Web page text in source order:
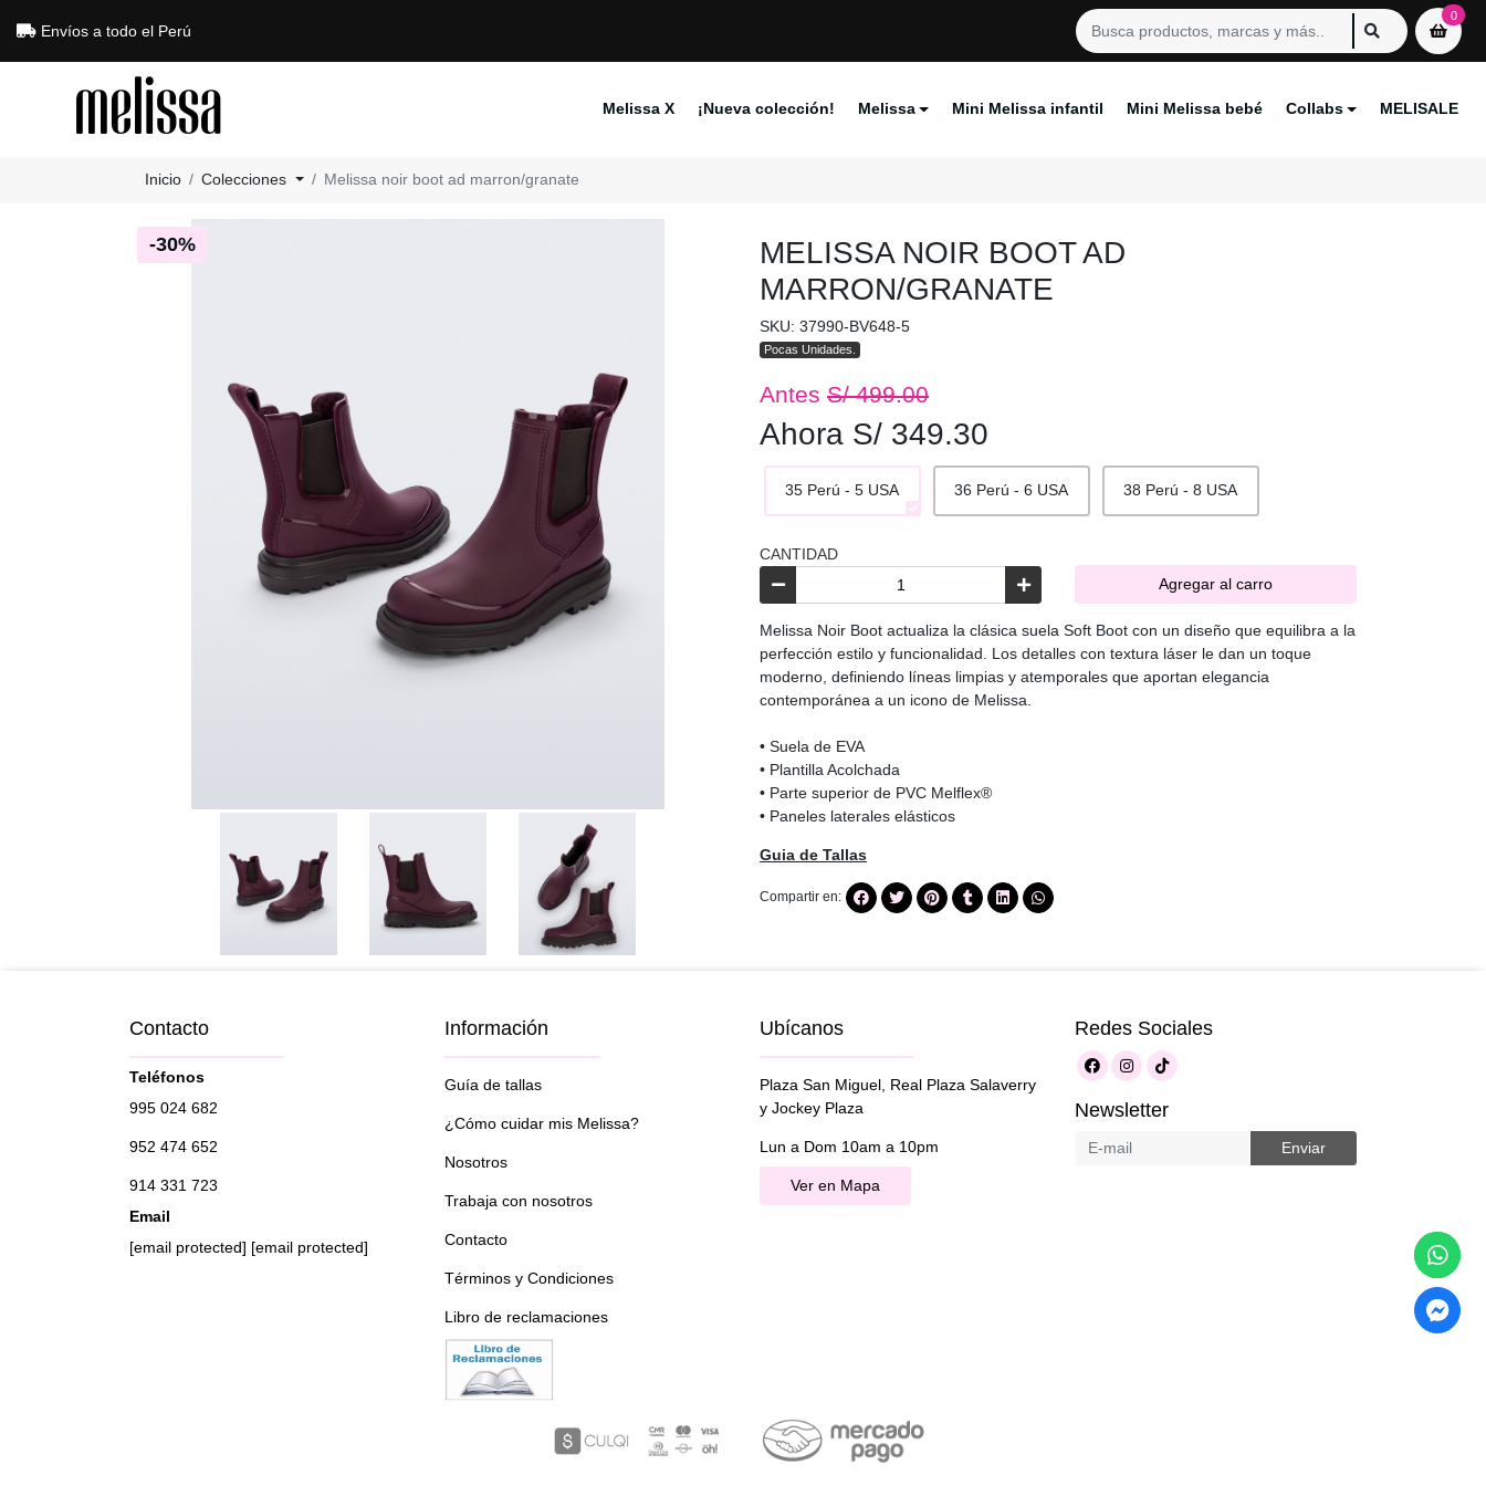
Envíos a todo el Perú
0
Melissa X ¡Nueva colección! Melissa Mini Melissa infantil Mini Melissa bebé Collabs MELISALE
Inicio Colecciones Melissa noir boot ad marron/granate
-30%
MELISSA NOIR BOOT AD
MARRON/GRANATE
SKU: 37990-BV648-5
Pocas Unidades.
Antes S/ 499.00
Ahora S/ 349.30
35 Perú - 5 USA 36 Perú - 6 USA 38 Perú - 8 USA
CANTIDAD
Agregar al carro
Melissa Noir Boot actualiza la clásica suela Soft Boot con un diseño que equilibra a la
perfección estilo y funcionalidad. Los detalles con textura láser le dan un toque
moderno, definiendo líneas limpias y atemporales que aportan elegancia
contemporánea a un icono de Melissa.
• Suela de EVA
• Plantilla Acolchada
• Parte superior de PVC Melflex®
• Paneles laterales elásticos
Guia de Tallas
Compartir en:
Contacto
Teléfonos
995 024 682
952 474 652
914 331 723
Email
[email protected] [email protected]
Información
Guía de tallas
¿Cómo cuidar mis Melissa?
Nosotros
Trabaja con nosotros
Contacto
Términos y Condiciones
Libro de reclamaciones
Ubícanos
Plaza San Miguel, Real Plaza Salaverry
y Jockey Plaza
Lun a Dom 10am a 10pm
Ver en Mapa
Redes Sociales
Newsletter
Enviar